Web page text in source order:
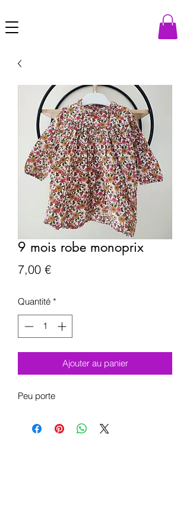
9 mois robe monoprix
7,00 €Prix
Quantité *
Ajouter au panier
Peu porte